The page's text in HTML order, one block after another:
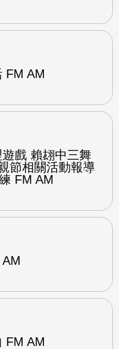
FM AM
戲 賴翃中三舞
節相關活動報導
FM AM
FM AM